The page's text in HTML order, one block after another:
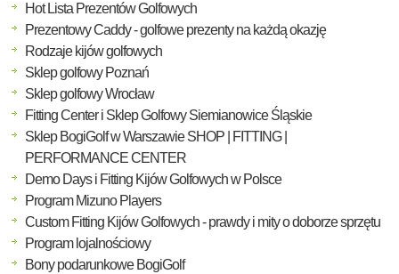
Hot Lista Prezentów Golfowych
Prezentowy Caddy - golfowe prezenty na każdą okazję
Rodzaje kijów golfowych
Sklep golfowy Poznań
Sklep golfowy Wrocław
Fitting Center i Sklep Golfowy Siemianowice Śląskie
Sklep BogiGolf w Warszawie SHOP | FITTING |
PERFORMANCE CENTER
Demo Days i Fitting Kijów Golfowych w Polsce
Program Mizuno Players
Custom Fitting Kijów Golfowych - prawdy i mity o doborze sprzętu
Program lojalnościowy
Bony podarunkowe BogiGolf